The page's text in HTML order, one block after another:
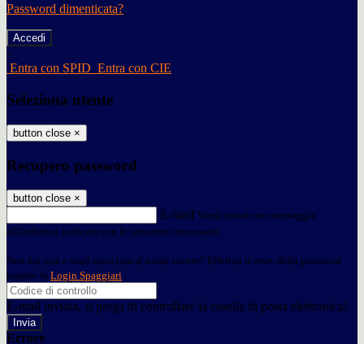
Password dimenticata?
-
Entra con SPID Entra con CIE
Seleziona utente
button close ×
Recupero password
button close ×
E-mail Verrà inviato un messaggio
all'indirizzo indicato con le istruzioni necessarie.
Non hai una e-mail associata al nome utente? Effettua il reset della password
tramite la Login Spaggiari
E-mail inviata, si prega di controllare la casella di posta elettronica!
Errore